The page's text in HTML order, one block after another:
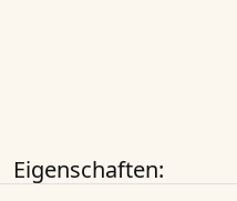
Eigenschaften: